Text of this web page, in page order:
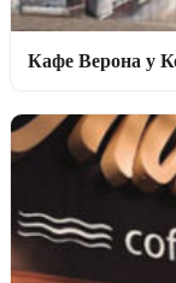
Кафе Верона у